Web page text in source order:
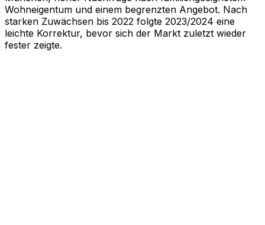
Wohneigentum und einem begrenzten Angebot. Nach
starken Zuwächsen bis 2022 folgte 2023/2024 eine
leichte Korrektur, bevor sich der Markt zuletzt wieder
fester zeigte.